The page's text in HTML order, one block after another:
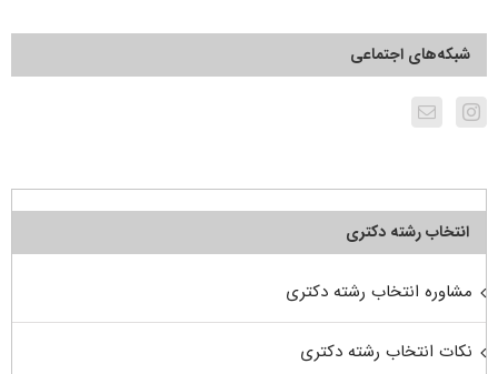
شبکه‌های اجتماعی
انتخاب رشته دکتری
مشاوره انتخاب رشته دکتری
نکات انتخاب رشته دکتری